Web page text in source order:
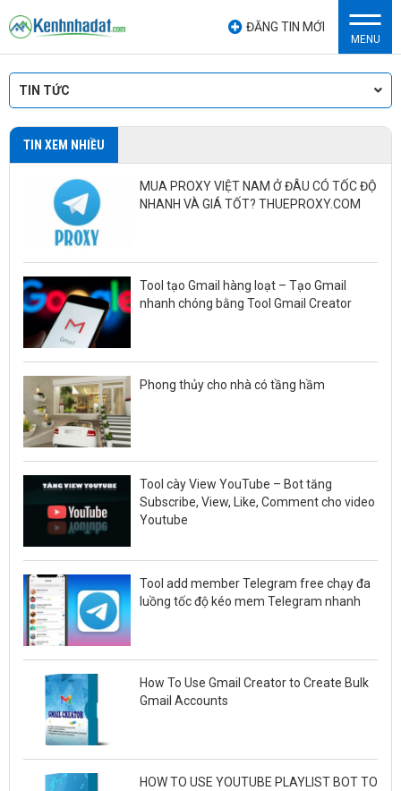
ĐĂNG TIN MỚI
MENU
TIN TỨC
TIN XEM NHIỀU
MUA PROXY VIỆT NAM Ở ĐÂU CÓ TỐC ĐỘ
NHANH VÀ GIÁ TỐT? THUEPROXY.COM
Tool tạo Gmail hàng loạt – Tạo Gmail
nhanh chóng bằng Tool Gmail Creator
Phong thủy cho nhà có tầng hầm
Tool cày View YouTube – Bot tăng
Subscribe, View, Like, Comment cho video
Youtube
Tool add member Telegram free chạy đa
luồng tốc độ kéo mem Telegram nhanh
How To Use Gmail Creator to Create Bulk
Gmail Accounts
HOW TO USE YOUTUBE PLAYLIST BOT TO